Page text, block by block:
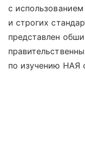
с
и строгих
представлен
по изучению НАЯ